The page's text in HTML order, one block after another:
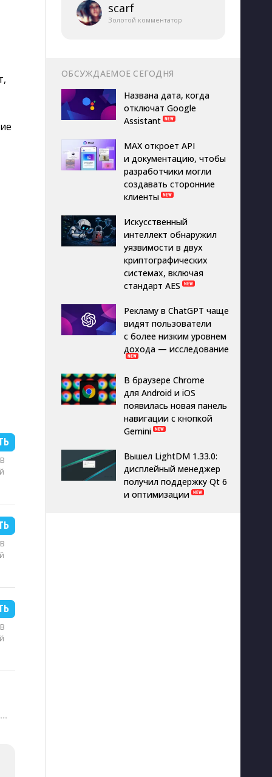
···
scarf
Золотой комментатор
ОБСУЖДАЕМОЕ СЕГОДНЯ
Названа дата, когда
отключат Google
Assistant
MAX откроет API
и документацию, чтобы
разработчики могли
создавать сторонние
клиенты
Искусственный
интеллект обнаружил
уязвимости в двух
криптографических
системах, включая
стандарт AES
Рекламу в ChatGPT чаще
видят пользователи
с более низким уровнем
дохода — исследование
В браузере Chrome
для Android и iOS
появилась новая панель
навигации с кнопкой
Gemini
Вышел LightDM 1.33.0:
дисплейный менеджер
получил поддержку Qt 6
и оптимизации